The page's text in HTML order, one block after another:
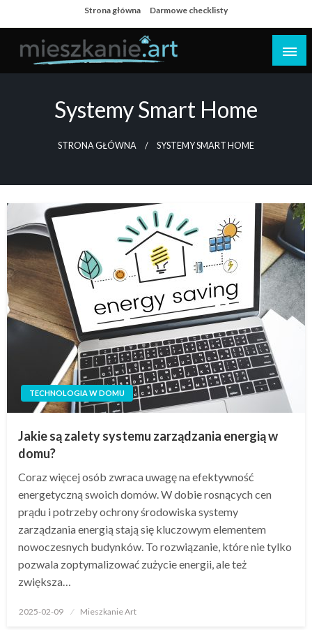
to
content
Strona główna Darmowe checklisty
Systemy Smart Home
STRONA GŁÓWNA SYSTEMY SMART HOME
TECHNOLOGIA W DOMU
Jakie są zalety systemu zarządzania energią w
domu?
Coraz więcej osób zwraca uwagę na efektywność
energetyczną swoich domów. W dobie rosnących cen
prądu i potrzeby ochrony środowiska systemy
zarządzania energią stają się kluczowym elementem
nowoczesnych budynków. To rozwiązanie, które nie tylko
pozwala zoptymalizować zużycie energii, ale też
zwiększa…
Opublikowane
2025-02-09 Mieszkanie Art